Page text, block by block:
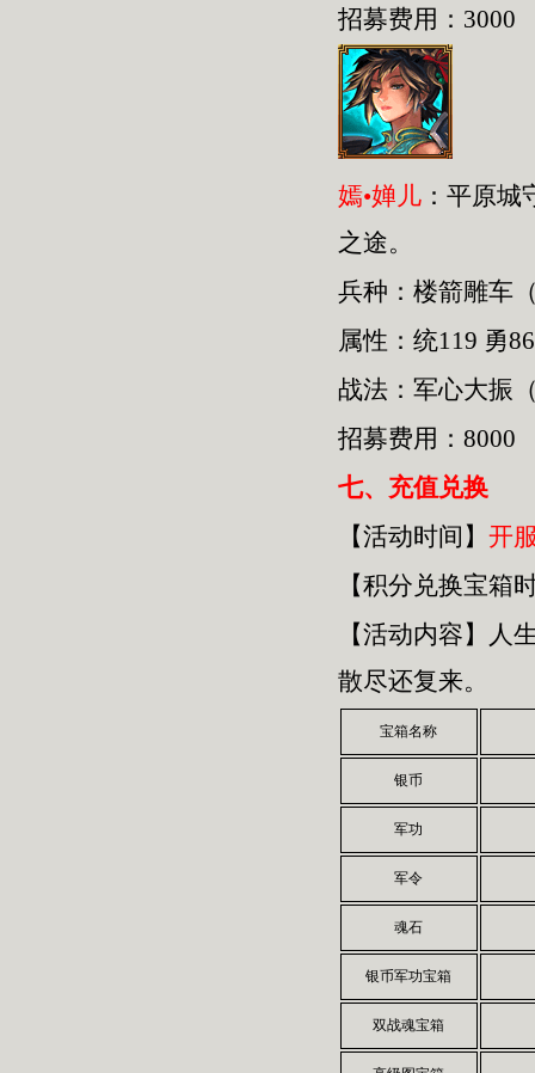
招募费用：3000
嫣•婵儿 ：平原
之途。
兵种：楼箭雕车
属性：统119 勇
战法：军心大振
招募费用：8000
七、 充值兑换
【活动时间】 开
【积分兑换宝箱
【活动内容】人
散尽还复来。
宝箱名称
银币
军功
军令
魂石
银币军功宝箱
双战魂宝箱